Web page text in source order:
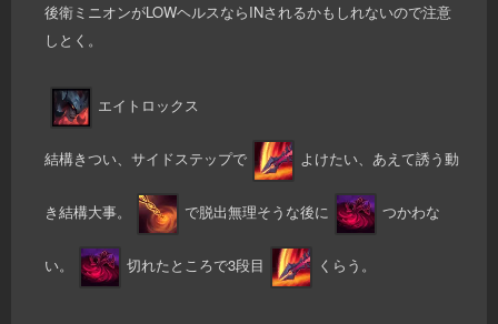
後衛ミニオンがLOWヘルスならINされるかもしれないので注意
しとく。
エイトロックス
結構きつい、サイドステップで よけたい、あえて誘う動
き結構大事。 で脱出無理そうな後に つかわな
い。 切れたところで3段目 くらう。